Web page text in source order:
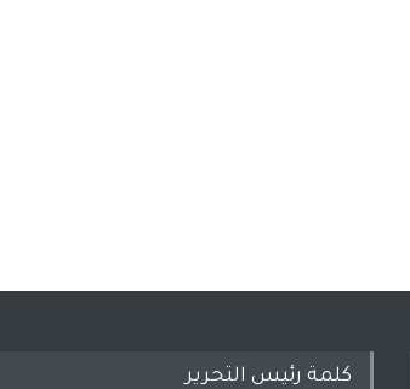
كلمة رئيس التحرير